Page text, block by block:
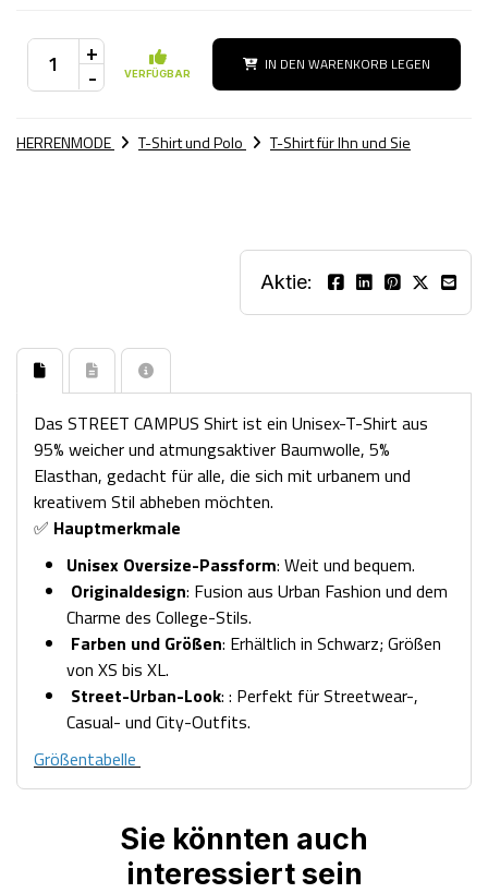
+
- VERFÜGBAR IN DEN WARENKORB LEGEN
HERRENMODE T-Shirt und Polo T-Shirt für Ihn und Sie
Aktie:
Das STREET CAMPUS Shirt ist ein Unisex-T-Shirt aus
95% weicher und atmungsaktiver Baumwolle, 5%
Elasthan, gedacht für alle, die sich mit urbanem und
kreativem Stil abheben möchten.
✅ Hauptmerkmale
Unisex Oversize-Passform: Weit und bequem.
Originaldesign: Fusion aus Urban Fashion und dem
Charme des College-Stils.
Farben und Größen: Erhältlich in Schwarz; Größen
von XS bis XL.
Street-Urban-Look: : Perfekt für Streetwear-,
Casual- und City-Outfits.
Größentabelle
Sie könnten auch
interessiert sein